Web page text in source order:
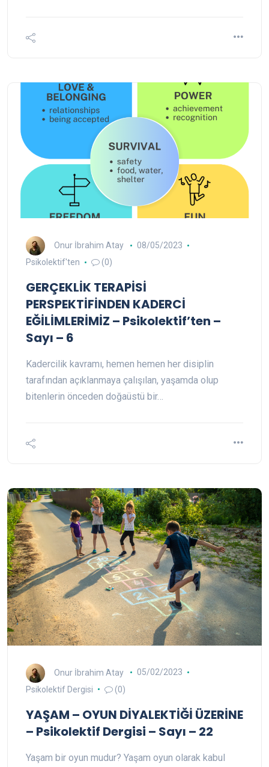
Onur İbrahim Atay
08/05/2023
Psikolektif'ten
(0)
GERÇEKLİK TERAPİSİ
PERSPEKTİFİNDEN KADERCİ
EĞİLİMLERİMİZ – Psikolektif’ten –
Sayı – 6
Kadercilik kavramı, hemen hemen her disiplin
tarafından açıklanmaya çalışılan, yaşamda olup
bitenlerin önceden doğaüstü bir…
Onur İbrahim Atay
05/02/2023
Psikolektif Dergisi
(0)
YAŞAM – OYUN DİYALEKTİĞİ ÜZERİNE
– Psikolektif Dergisi – Sayı – 22
Yaşam bir oyun mudur? Yaşam oyun olarak kabul